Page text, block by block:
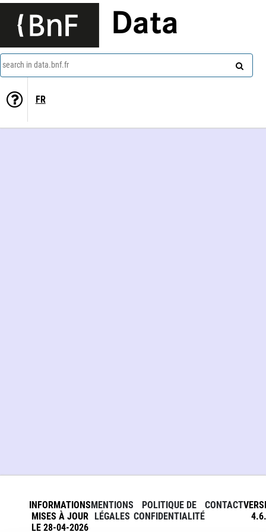
Data
search in data.bnf.fr
FR
INFORMATIONS
MISES À JOUR
LE 28-04-2026
MENTIONS
LÉGALES
POLITIQUE DE
CONFIDENTIALITÉ
CONTACT